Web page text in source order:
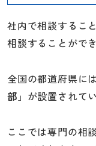
社内で相談するこ
相談することがで
全国の都道府県に
部 」が設置されて
ここでは専門の相